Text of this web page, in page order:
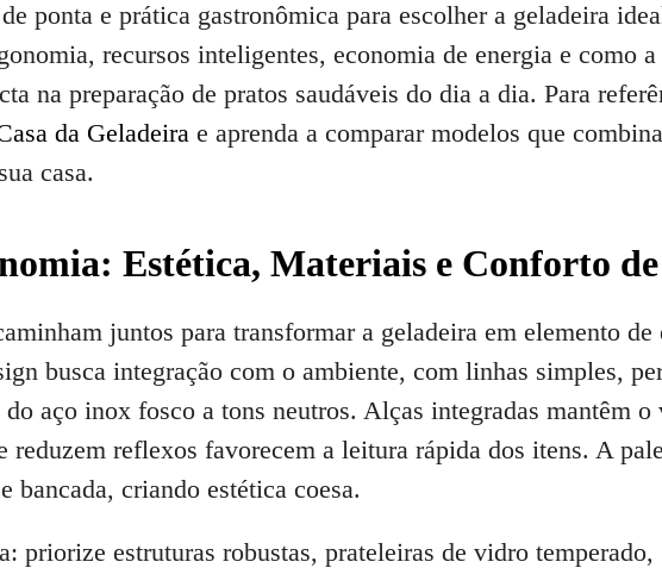
ponta e prática gastronômica para escolher a geladeira
recursos inteligentes, economia de energia e como a
na preparação de pratos saudáveis do dia a dia. Para
da Geladeira e aprenda a comparar modelos que
casa.
Estética, Materiais e Conforto de
juntos para transformar a geladeira em elemento de
busca integração com o ambiente, com linhas simples,
do aço inox fosco a tons neutros. Alças integradas mantêm
reduzem reflexos favorecem a leitura rápida dos itens. A
bancada, criando estética coesa.
priorize estruturas robustas, prateleiras de vidro temperado,